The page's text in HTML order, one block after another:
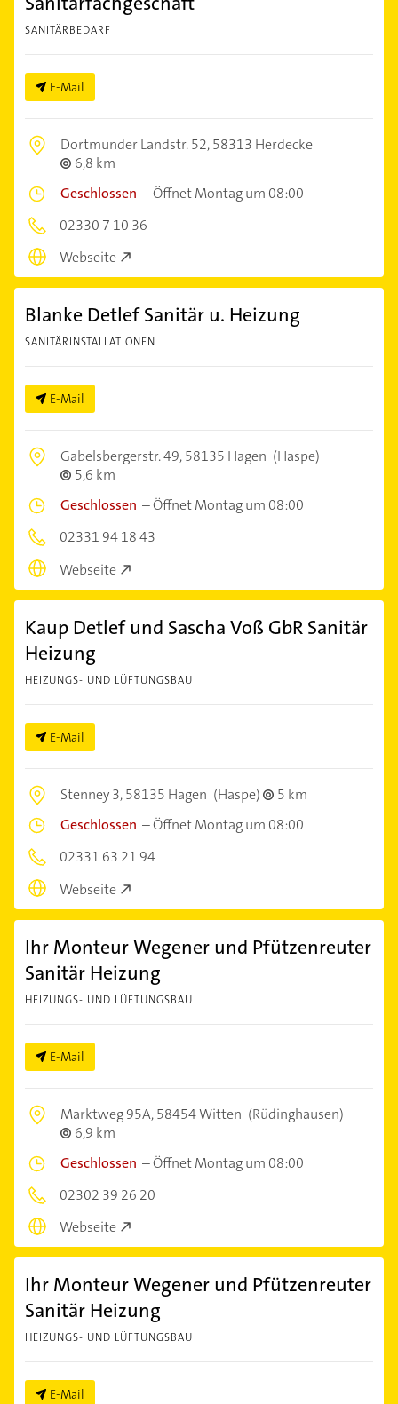
SANITÄRBEDARF
E-Mail
Dortmunder Landstr. 52,58313 Herdecke
6,8 km
Geschlossen –Öffnet Montag um 08:00
02330 7 10 36
Webseite
Blanke Detlef Sanitär u. Heizung
SANITÄRINSTALLATIONEN
E-Mail
Gabelsbergerstr. 49,58135 Hagen (Haspe)
5,6 km
Geschlossen –Öffnet Montag um 08:00
02331 94 18 43
Webseite
Kaup Detlef und Sascha Voß GbR Sanitär
Heizung
HEIZUNGS- UND LÜFTUNGSBAU
E-Mail
Stenney 3,58135 Hagen (Haspe)
5 km
Geschlossen –Öffnet Montag um 08:00
02331 63 21 94
Webseite
Ihr Monteur Wegener und Pfützenreuter
Sanitär Heizung
HEIZUNGS- UND LÜFTUNGSBAU
E-Mail
Marktweg 95A,58454 Witten (Rüdinghausen)
6,9 km
Geschlossen –Öffnet Montag um 08:00
02302 39 26 20
Webseite
Ihr Monteur Wegener und Pfützenreuter
Sanitär Heizung
HEIZUNGS- UND LÜFTUNGSBAU
E-Mail